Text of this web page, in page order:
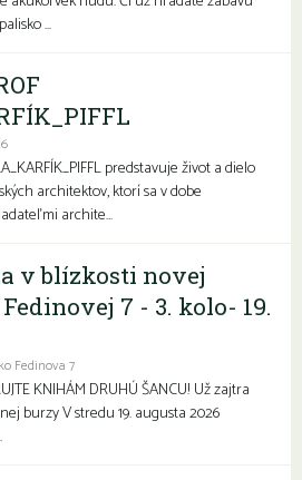
...
predstavuje život a dielo
architektov, ktorí sa v dobe
archite...
v blízkosti novej
7 - 3. kolo- 19.
Fedinova 7
KNIHÁM DRUHÚ ŠANCU! Už zajtra
burzy V stredu 19. augusta 2026